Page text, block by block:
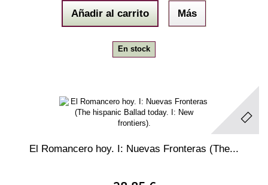
Añadir al carrito Más
En stock
El Romancero hoy. I: Nuevas Fronteras (The...